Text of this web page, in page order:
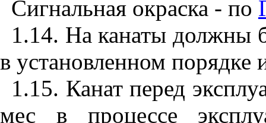
Сигнальная окраска - по
1.14. На канаты должны
в установленном порядке
1.15. Канат перед
мес в процессе